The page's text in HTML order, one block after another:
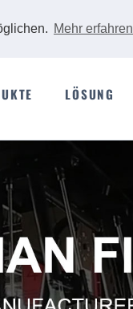
Mehr erfahren
LÖSUNG